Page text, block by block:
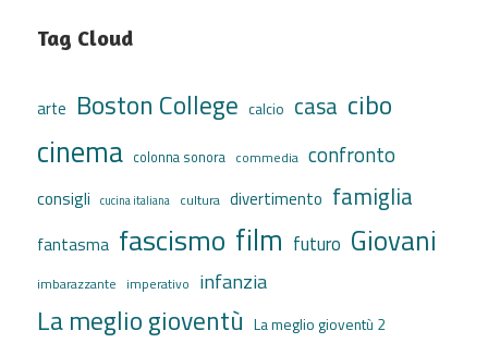
Tag Cloud
arte Boston College calcio casa cibo
cinema colonna sonora commedia confronto
consigli cucina italiana cultura divertimento famiglia
fantasma fascismo film futuro Giovani
imbarazzante imperativo infanzia
La meglio gioventù La meglio gioventù 2